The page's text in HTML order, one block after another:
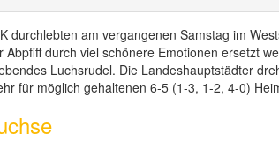
durchlebten am vergangenen Samstag im
durch viel schönere Emotionen ersetzt
Luchsrudel. Die Landeshauptstädter
für möglich gehaltenen 6-5 (1-3, 1-2, 4-0)